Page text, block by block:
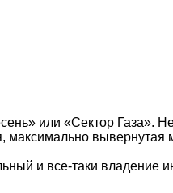
или «Сектор Газа».
максимально вывернутая
и все-таки владение